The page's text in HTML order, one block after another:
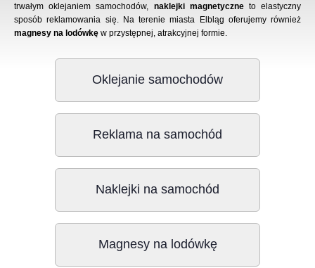
trwałym oklejaniem samochodów, naklejki magnetyczneto elastyczny
sposób reklamowania się. Na terenie miasta Elbląg oferujemy również
magnesy na lodówkę w przystępnej, atrakcyjnej formie.
Oklejanie samochodów
Reklama na samochód
Naklejki na samochód
Magnesy na lodówkę